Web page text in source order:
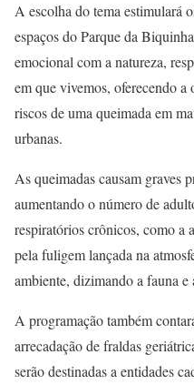
A escolha do tema estimulará
espaços do Parque da
emocional com a natureza,
em que vivemos, oferecendo
riscos de uma queimada em
urbanas.
As queimadas causam graves
aumentando o número de
respiratórios crônicos, como a
pela fuligem lançada na
ambiente, dizimando a fauna
A programação também
arrecadação de fraldas
serão destinadas a entidades